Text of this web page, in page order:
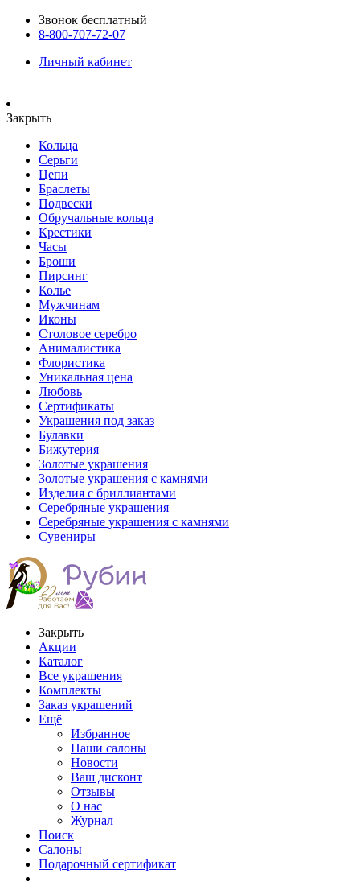
Звонок бесплатный
8-800-707-72-07
Личный кабинет
Закрыть
Кольца
Серьги
Цепи
Браслеты
Подвески
Обручальные кольца
Крестики
Часы
Броши
Пирсинг
Колье
Мужчинам
Иконы
Столовое серебро
Анималистика
Флористика
Уникальная цена
Любовь
Сертификаты
Украшения под заказ
Булавки
Бижутерия
Золотые украшения
Золотые украшения с камнями
Изделия с бриллиантами
Серебряные украшения
Серебряные украшения с камнями
Сувениры
Закрыть
Акции
Каталог
Все украшения
Комплекты
Заказ украшений
Ещё
Избранное
Наши салоны
Новости
Ваш дисконт
Отзывы
О нас
Журнал
Поиск
Салоны
Подарочный сертификат